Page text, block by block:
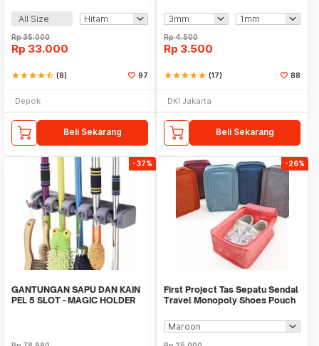
All Size
Rp35.000
Rp 33.000
starstarstarstarstar_half (8) 97
Depok
Beli Sekarang
Rp4.500
Rp 3.500
starstarstarstarstar (17) 88
DKI Jakarta
Beli Sekarang
-37%
GANTUNGAN SAPU DAN KAIN
PEL 5 SLOT - MAGIC HOLDER
-26%
First Project Tas Sepatu Sendal
Travel Monopoly Shoes Pouch